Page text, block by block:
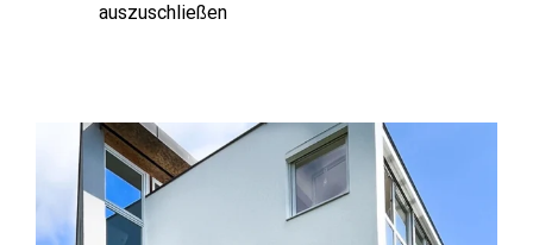
auszuschließen